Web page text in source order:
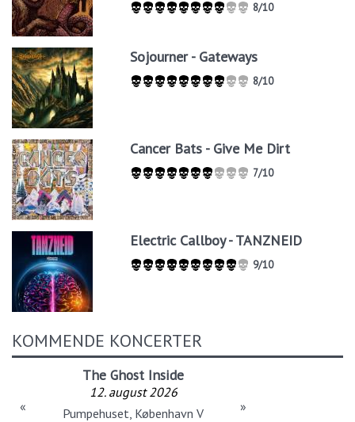
8/10
Sojourner - Gateways
8/10
Cancer Bats - Give Me Dirt
7/10
Electric Callboy - TANZNEID
9/10
KOMMENDE KONCERTER
The Ghost Inside
12. august 2026
Pumpehuset, København V
« »